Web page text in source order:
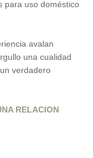
para uso doméstico
avalan
una cualidad
verdadero
RELACION